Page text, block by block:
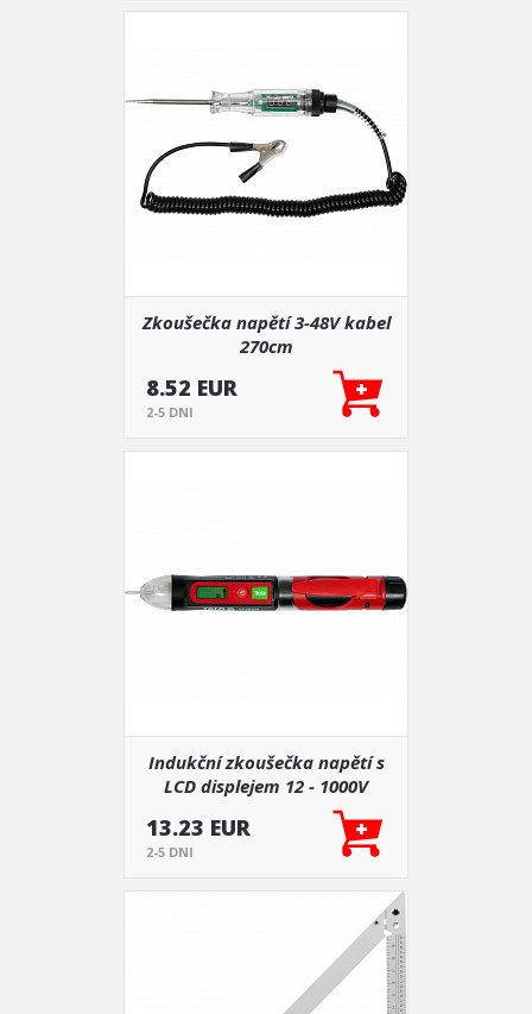
Zkoušečka napětí 3-48V kabel
270cm
8.52 EUR
2-5 DNI
Indukční zkoušečka napětí s
LCD displejem 12 - 1000V
13.23 EUR
2-5 DNI